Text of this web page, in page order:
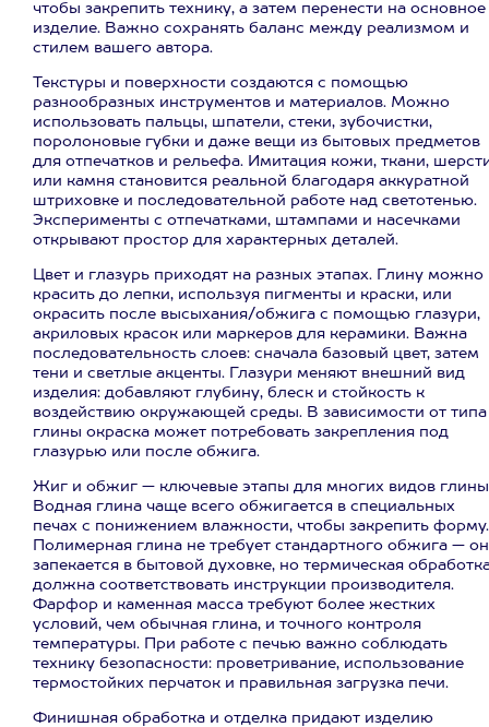
чтобы закрепить технику, а затем перенести на основное
изделие. Важно сохранять баланс между реализмом и
стилем вашего автора.
Текстуры и поверхности создаются с помощью
разнообразных инструментов и материалов. Можно
использовать пальцы, шпатели, стеки, зубочистки,
поролоновые губки и даже вещи из бытовых предметов
для отпечатков и рельефа. Имитация кожи, ткани,
или камня становится реальной благодаря аккуратной
штриховке и последовательной работе над светотенью.
Эксперименты с отпечатками, штампами и насечками
открывают простор для характерных деталей.
Цвет и глазурь приходят на разных этапах. Глину можно
красить до лепки, используя пигменты и краски, или
окрасить после высыхания/обжига с помощью глазури,
акриловых красок или маркеров для керамики. Важна
последовательность слоев: сначала базовый цвет, затем
тени и светлые акценты. Глазури меняют внешний вид
изделия: добавляют глубину, блеск и стойкость к
воздействию окружающей среды. В зависимости от типа
глины окраска может потребовать закрепления под
глазурью или после обжига.
Жиг и обжиг — ключевые этапы для многих видов
Водная глина чаще всего обжигается в специальных
печах с понижением влажности, чтобы закрепить форму.
Полимерная глина не требует стандартного обжига —
запекается в бытовой духовке, но термическая
должна соответствовать инструкции производителя.
Фарфор и каменная масса требуют более жестких
условий, чем обычная глина, и точного контроля
температуры. При работе с печью важно соблюдать
технику безопасности: проветривание, использование
термостойких перчаток и правильная загрузка печи.
Финишная обработка и отделка придают изделию